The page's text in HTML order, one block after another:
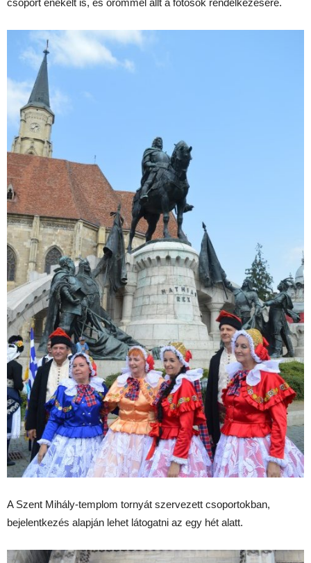
A Szent Mihály-templom tornyát szervezett csoportokban,
bejelentkezés alapján lehet látogatni az egy hét alatt.